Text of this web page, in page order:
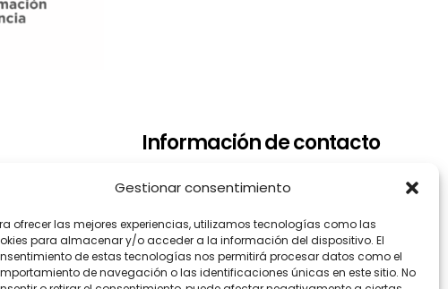
Gestionar consentimiento
ofrecer las mejores experiencias, utilizamos tecnologías como las
para almacenar y/o acceder a la información del dispositivo. El
de estas tecnologías nos permitirá procesar datos como el
de navegación o las identificaciones únicas en este sitio. No
Información de contacto
Dirección: Arrupe Etxea C/ Padre
BILBAO
Teléfono: 944.465.992
Correo electrónico: